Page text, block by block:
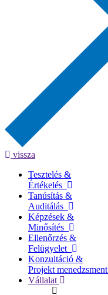
vissza
Tesztelés &
Értékelés
Tanúsítás &
Auditálás
Képzések &
Minősítés
Ellenőrzés &
Felügyelet
Konzultáció &
Projekt menedzsment
Vállalat